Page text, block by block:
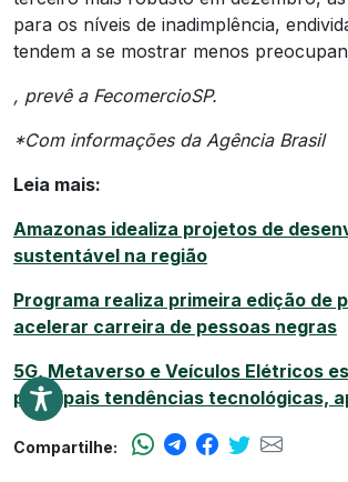
para os níveis de inadimplência,
tendem a se mostrar menos
, prevê a FecomercioSP.
*Com informações da Agência Brasil
Leia mais:
Amazonas idealiza projetos de
sustentável na região
Programa realiza primeira edição de
acelerar carreira de pessoas negras
5G, Metaverso e Veículos Elétricos
principais tendências tecnológicas,
Compartilhe: